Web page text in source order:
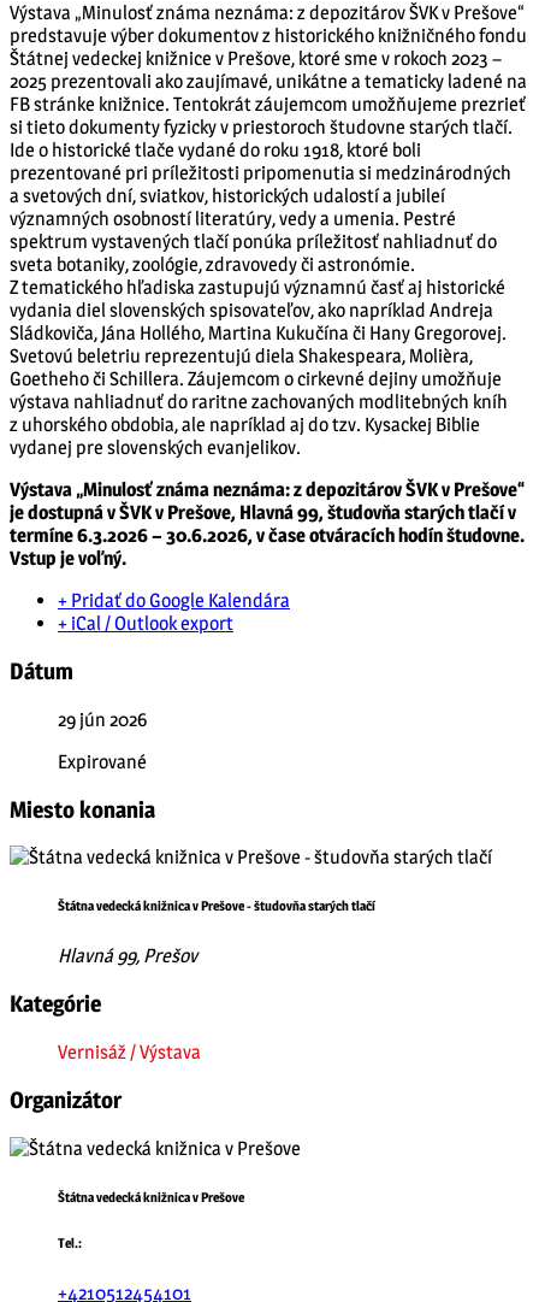
Výstava „Minulosť známa neznáma: z depozitárov ŠVK v Prešove“
predstavuje výber dokumentov z historického knižničného fondu
Štátnej vedeckej knižnice v Prešove, ktoré sme v rokoch 2023 –
2025 prezentovali ako zaujímavé, unikátne a tematicky ladené na
FB stránke knižnice. Tentokrát záujemcom umožňujeme prezrieť
si tieto dokumenty fyzicky v priestoroch študovne starých tlačí.
Ide o historické tlače vydané do roku 1918, ktoré boli
prezentované pri príležitosti pripomenutia si medzinárodných
a svetových dní, sviatkov, historických udalostí a jubileí
významných osobností literatúry, vedy a umenia. Pestré
spektrum vystavených tlačí ponúka príležitosť nahliadnuť do
sveta botaniky, zoológie, zdravovedy či astronómie.
Z tematického hľadiska zastupujú významnú časť aj historické
vydania diel slovenských spisovateľov, ako napríklad Andreja
Sládkoviča, Jána Hollého, Martina Kukučína či Hany Gregorovej.
Svetovú beletriu reprezentujú diela Shakespeara, Molièra,
Goetheho či Schillera. Záujemcom o cirkevné dejiny umožňuje
výstava nahliadnuť do raritne zachovaných modlitebných kníh
z uhorského obdobia, ale napríklad aj do tzv. Kysackej Biblie
vydanej pre slovenských evanjelikov.
Výstava „Minulosť známa neznáma: z depozitárov ŠVK v Prešove“
je dostupná v ŠVK v Prešove, Hlavná 99, študovňa starých tlačí v
termíne 6.3.2026 – 30.6.2026, v čase otváracích hodín študovne.
Vstup je voľný.
+ Pridať do Google Kalendára
+ iCal / Outlook export
Dátum
29 jún 2026
Expirované
Miesto konania
Štátna vedecká knižnica v Prešove - študovňa starých tlačí
Hlavná 99, Prešov
Kategórie
Vernisáž / Výstava
Organizátor
Štátna vedecká knižnica v Prešove
Tel.:
+4210512454101